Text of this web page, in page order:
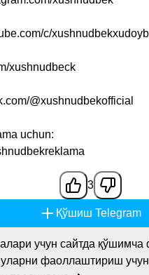
c/
xushnudbeck
@xushnudbekofficial
uchun:
3
Қўшиш Telegram
учун сайтда
фаоллаштириш